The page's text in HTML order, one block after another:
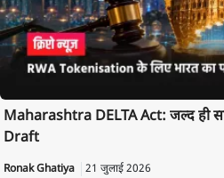
Maharashtra DELTA Act: जल्द ही
Draft
Ronak Ghatiya 21 जुलाई 2026